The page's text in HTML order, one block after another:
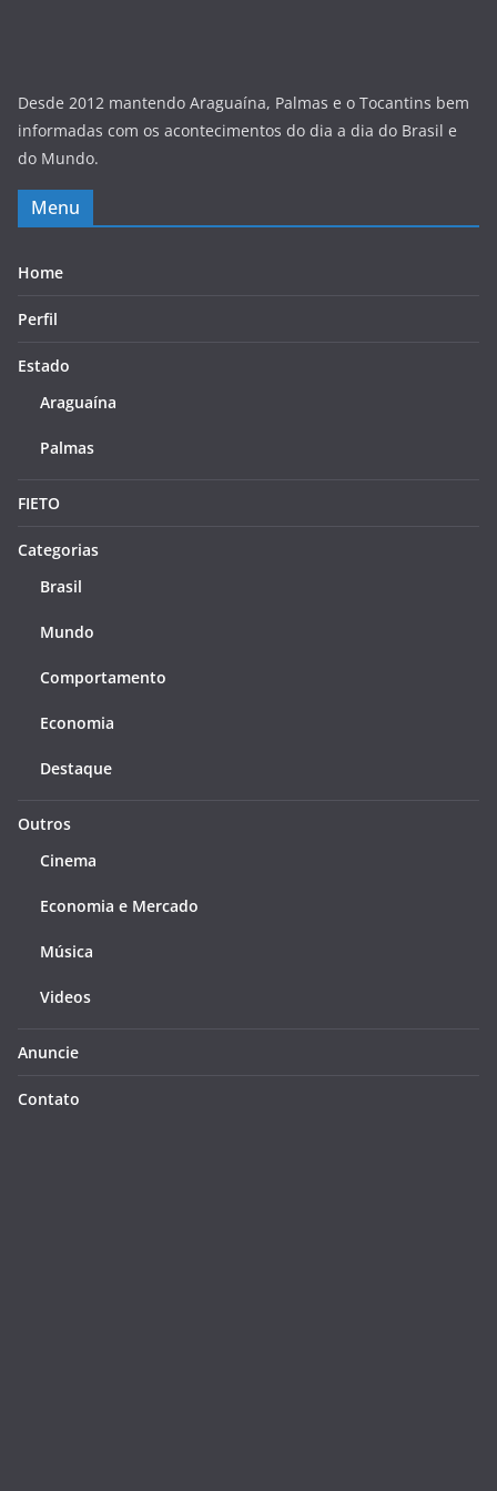
Desde 2012 mantendo Araguaína, Palmas e o Tocantins bem
informadas com os acontecimentos do dia a dia do Brasil e
do Mundo.
Menu
Home
Perfil
Estado
Araguaína
Palmas
FIETO
Categorias
Brasil
Mundo
Comportamento
Economia
Destaque
Outros
Cinema
Economia e Mercado
Música
Videos
Anuncie
Contato